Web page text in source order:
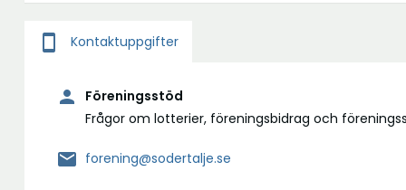
smartphone Kontaktuppgifter
person
Föreningsstöd
Frågor om lotterier, föreningsbidrag och
mail forening@sodertalje.se